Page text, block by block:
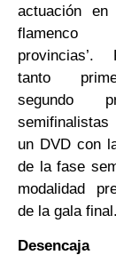
actuación
provincias’.
tanto
segundo
un DVD con
de la fase
modalidad
de la gala final.
Desencaja